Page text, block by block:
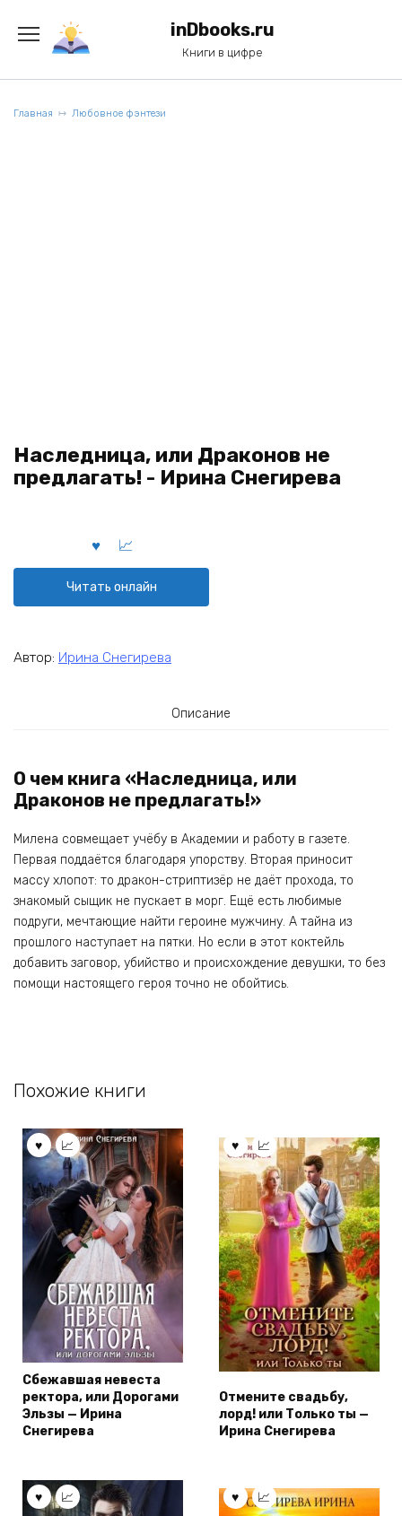
содержанию
inDbooks.ru
Книги в цифре
Главная Любовное фэнтези
Наследница, или Драконов не
предлагать! - Ирина Снегирева
Читать онлайн
Автор: Ирина Снегирева
Описание
О чем книга «Наследница, или
Драконов не предлагать!»
Милена совмещает учёбу в Академии и работу в газете.
Первая поддаётся благодаря упорству. Вторая приносит
массу хлопот: то дракон-стриптизёр не даёт прохода, то
знакомый сыщик не пускает в морг. Ещё есть любимые
подруги, мечтающие найти героине мужчину. А тайна из
прошлого наступает на пятки. Но если в этот коктейль
добавить заговор, убийство и происхождение девушки, то без
помощи настоящего героя точно не обойтись.
Похожие книги
Сбежавшая невеста
ректора, или Дорогами
Эльзы — Ирина
Снегирева
Отмените свадьбу,
лорд! или Только ты —
Ирина Снегирева